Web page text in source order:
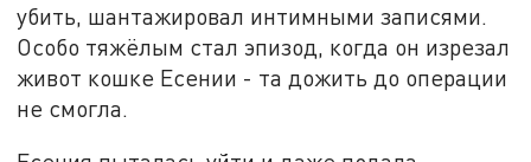
убить, шантажировал интимными записями.
Особо тяжёлым стал эпизод, когда он изрезал
живот кошке Есении - та дожить до операции
не смогла.